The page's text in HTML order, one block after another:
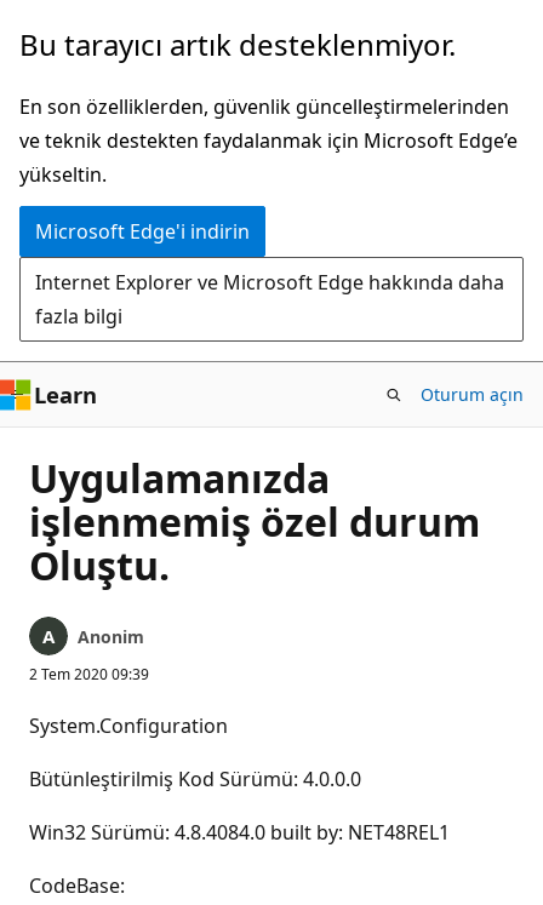
Ana
atla
Bu tarayıcı artık desteklenmiyor.
En son özelliklerden, güvenlik güncelleştirmelerinden
ve teknik destekten faydalanmak için Microsoft Edge’e
yükseltin.
Microsoft Edge'i indirin
Internet Explorer ve Microsoft Edge hakkında daha
fazla bilgi
Learn Oturum açın
Uygulamanızda
işlenmemiş özel durum
Oluştu.
Anonim
2 Tem 2020 09:39
System.Configuration
Bütünleştirilmiş Kod Sürümü: 4.0.0.0
Win32 Sürümü: 4.8.4084.0 built by: NET48REL1
CodeBase: